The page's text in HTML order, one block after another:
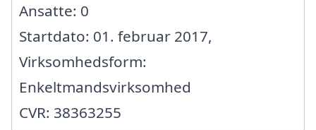
Ansatte: 0
Startdato: 01. februar 2017,
Virksomhedsform:
Enkeltmandsvirksomhed
CVR: 38363255